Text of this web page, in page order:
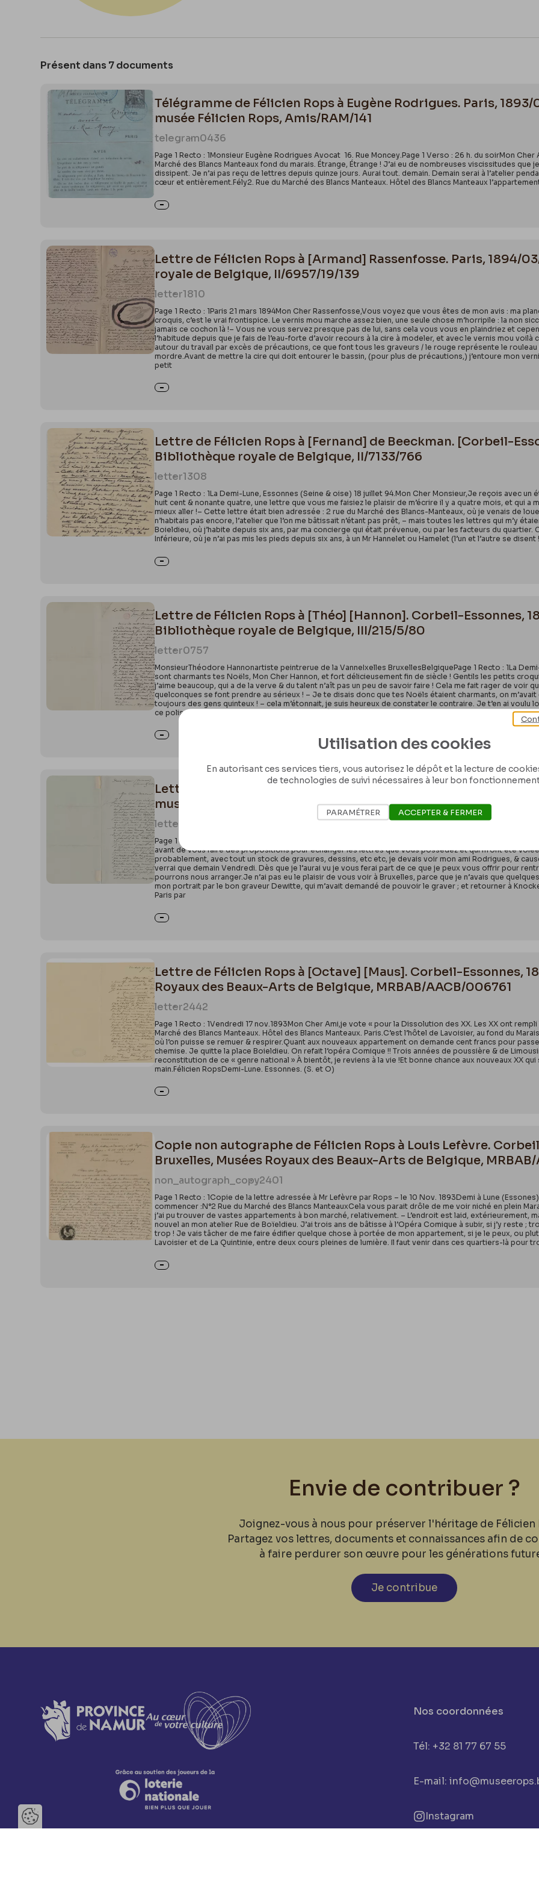
Présent dans 7 documents
Télégramme de Félicien Rops à Eugène Rodrigues. Paris,
musée Félicien Rops, Amis/RAM/141
telegram0436
Page 1 Recto : 1Monsieur Eugène Rodrigues Avocat 16. Rue Moncey.Page 1 Verso : 26 h. du soirMon Cher
Marché des Blancs Manteaux fond du marais. Étrange, Étrange ! J’ai eu de nombreuses viscissitudes
dissipent. Je n’ai pas reçu de lettres depuis quinze jours. Aurai tout. demain. Demain serai à l’atelier
cœur et entièrement.Fély2. Rue du Marché des Blancs Manteaux. Hôtel des Blancs Manteaux
Lettre de Félicien Rops à [Armand] Rassenfosse. Paris, 1894/
royale de Belgique, II/6957/19/139
letter1810
Page 1 Recto : 1Paris 21 mars 1894Mon Cher Rassenfosse,Vous voyez que vous êtes de mon avis : ma
croquis, c’est le vrai frontispice. Le vernis mou marche assez bien, une seule chose m’horripile : la non
jamais ce cochon là !– Vous ne vous servez presque pas de lui, sans cela vous vous en plaindriez et
l’habitude depuis que je fais de l’eau-forte d’avoir recours à la cire à modeler, et avec le vernis mou
autour du travail par excès de précautions, ce que font tous les graveurs / le rouge représente le
mordre.Avant de mettre la cire qui doit entourer le bassin, (pour plus de précautions,) j’entoure mon
petit
Lettre de Félicien Rops à [Fernand] de Beeckman. [Corbeil-
Bibliothèque royale de Belgique, II/7133/766
letter1308
Page 1 Recto : 1La Demi-Lune, Essonnes (Seine & oise) 18 juillet 94.Mon Cher Monsieur,Je reçois avec
huit cent & nonante quatre, une lettre que vous me faisiez le plaisir de m’écrire il y a quatre mois, et qui a
mieux aller !– Cette lettre était bien adressée : 2 rue du Marché des Blancs-Manteaux, où je venais de
n’habitais pas encore, l’atelier que l’on me bâtissait n’étant pas prêt, – mais toutes les lettres qui m’y
Boieldieu, où j’habite depuis six ans, par ma concierge qui était prévenue, ou par les facteurs du
Inférieure, où je n’ai pas mis les pieds depuis six ans, à un Mr Hannelet ou Hamelet (l’un et l’autre se
Lettre de Félicien Rops à [Théo] [Hannon]. Corbeil-Essonnes,
Bibliothèque royale de Belgique, III/215/5/80
letter0757
MonsieurThéodore Hannonartiste peintrerue de la VanneIxelles BruxellesBelgiquePage 1 Recto : 1La
sont charmants tes Noëls, Mon Cher Hannon, et fort délicieusement fin de siècle ! Gentils les petits
j’aime beaucoup, qui a de la verve & du talent n’aît pas un peu de savoir faire ! Cela me fait rager de voir
quelconques se font prendre au sérieux ! – Je te disais donc que tes Noëls étaient charmants, on
toujours des gens quinteux ! – cela m’étonnait, je suis heureux de constater le contraire. Je t’en ai voulu
ce polisson de Tristemacaire, qui avait mis, en tête de ton volume, le Pendu que je lui avais « donné »
Lettre de Félicien Rops à [Edmond] Deman. Corbeil-Essonnes,
musée Félicien Rops, LEpr/130
letter
Page 1 Recto : 1Demi-Lune (Essonnes)(Seine & Oise)Mon Cher Monsieur Deman,Je ne vous ai pas écrit,
avant de vous faire des propositions pour échanger les lettres que vous possédez et qui m’ont été
probablement, avec tout un stock de gravures, dessins, etc etc, je devais voir mon ami Rodrigues, &
verrai que demain Vendredi. Dès que je l’aurai vu je vous ferai part de ce que je peux vous offrir pour
pourrons nous arranger.Je n’ai pas eu le plaisir de vous voir à Bruxelles, parce que je n’avais que
mon portrait par le bon graveur Dewitte, qui m’avait demandé de pouvoir le graver ; et retourner à
Paris par
Lettre de Félicien Rops à [Octave] [Maus]. Corbeil-Essonnes,
Royaux des Beaux-Arts de Belgique, MRBAB/AACB/006761
letter2442
Page 1 Recto : 1Vendredi 17 nov.1893Mon Cher Ami,je vote « pour la Dissolution des XX. Les XX ont
Marché des Blancs Manteaux. Hôtel des Blancs Manteaux. Paris.C’est l’hôtel de Lavoisier, au fond du
où l’on puisse se remuer & respirer.Quant aux nouveaux appartement on demande cent francs pour
chemise. Je quitte la place Boieldieu. On refait l’opéra Comique !! Trois années de poussière & de
reconstitution de ce « genre national » À bientôt, je reviens à la vie !Et bonne chance aux nouveaux XX
main.Félicien RopsDemi-Lune. Essonnes. (S. et O)
Copie non autographe de Félicien Rops à Louis Lefèvre.
Bruxelles, Musées Royaux des Beaux-Arts de Belgique,
non_autograph_copy2401
Page 1 Recto : 1Copie de la lettre adressée à Mr Lefèvre par Rops – le 10 Nov. 1893Demi à Lune
commencer :N°2 Rue du Marché des Blancs ManteauxCela vous parait drôle de me voir niché en plein
j’ai pu trouver de vastes appartements à bon marché, relativement. – L’endroit est laid, extérieurement,
nouvel an mon atelier Rue de Boïeldieu. J’ai trois ans de bâtisse à l’Opéra Comique à subir, si j’y reste ;
trop ! Je vais tâcher de me faire édifier quelque chose à portée de mon appartement, si je le peux, ou
Lavoisier et de La Quintinie, entre deux cours pleines de lumière. Il faut venir dans ces quartiers-là pour
Envie de contribuer ?
Joignez-vous à nous pour préserver l'héritage de Félicien
Partagez vos lettres, documents et connaissances afin de
à faire perdurer son œuvre pour les générations
Je contribue
Nos coordonnées
Tél: +32 81 77 67 55
E-mail:
Instagram
Ouvrir la barre de gestion des cookies
Utilisation des cookies
En autorisant ces services tiers, vous autorisez le dépôt et la lecture de
de technologies de suivi nécessaires à leur bon
PARAMÉTRER ACCEPTER & FERMER